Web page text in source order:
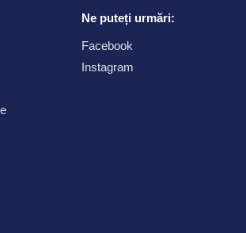
Ne puteți urmări:
Facebook
Instagram